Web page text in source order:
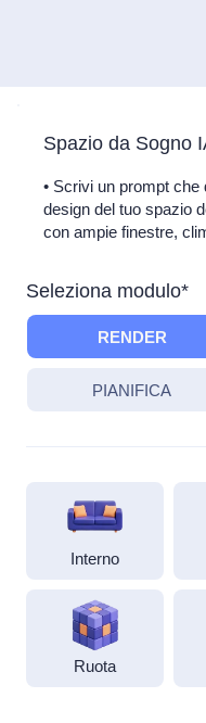
Spazio da Sogno
• Scrivi un prompt
design del tuo spazio
con ampie finestre,
Seleziona modulo*
RENDER
PIANIFICA
Interno
Ruota